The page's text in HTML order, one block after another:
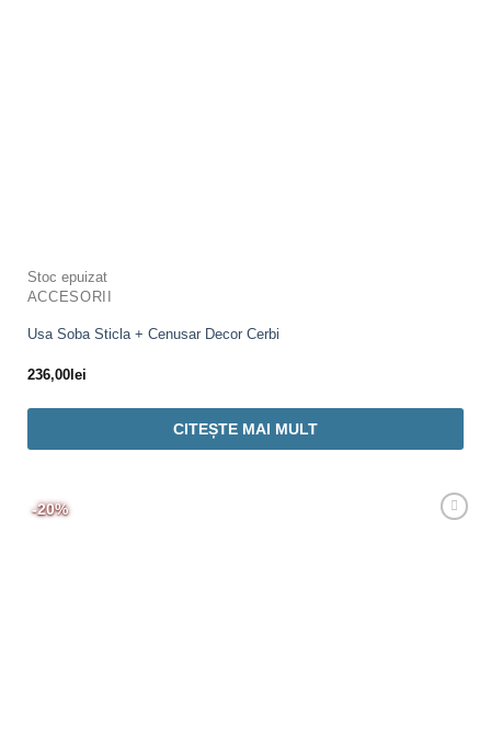
Stoc epuizat
ACCESORII
Usa Soba Sticla + Cenusar Decor Cerbi
236,00lei
CITEȘTE MAI MULT
-20%